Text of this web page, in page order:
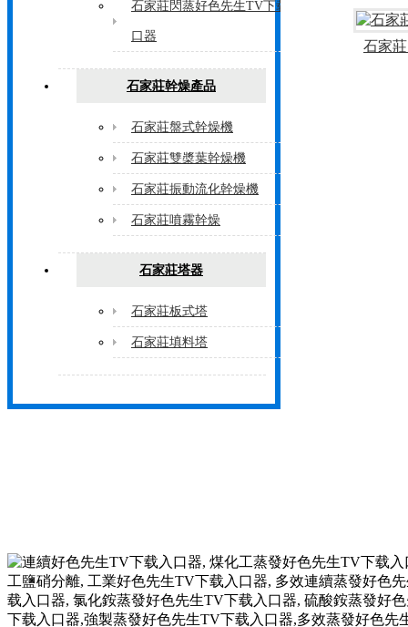
石家莊閃蒸好色先生TV下载入
口器
石家莊幹燥產品
石家莊盤式幹燥機
石家莊雙槳葉幹燥機
石家莊振動流化幹燥機
石家莊噴霧幹燥
石家莊塔器
石家莊板式塔
石家莊填料塔
石家